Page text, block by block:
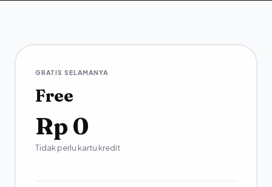
GRATIS SELAMANYA
Free
Rp 0
Tidak perlu kartu kredit